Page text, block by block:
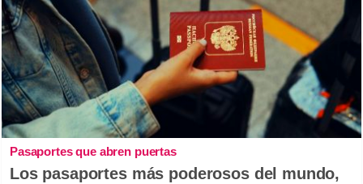
Pasaportes que abren puertas
Los pasaportes más poderosos del mundo,